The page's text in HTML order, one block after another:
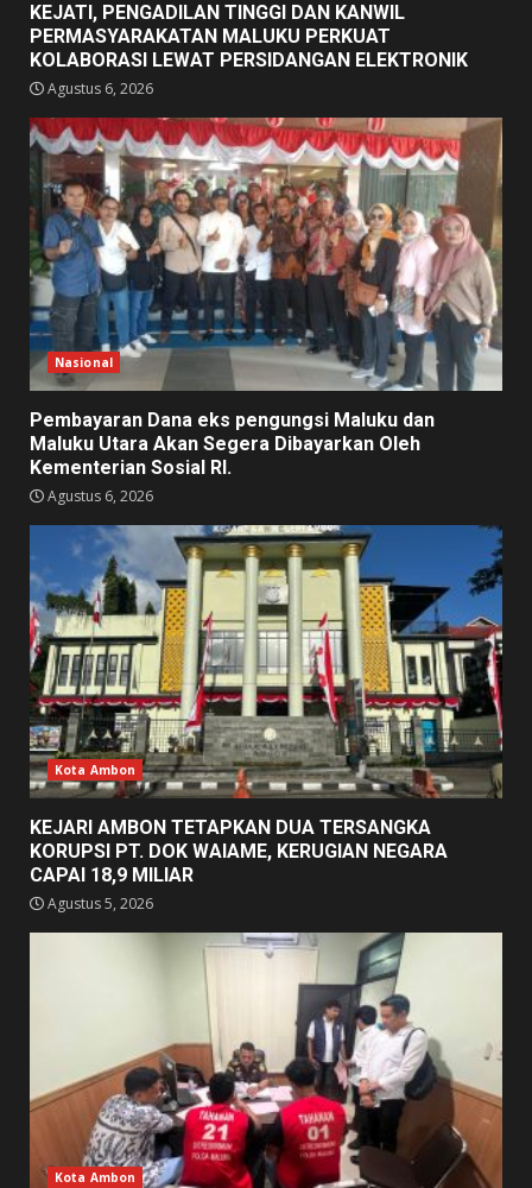
KEJATI, PENGADILAN TINGGI DAN KANWIL
PERMASYARAKATAN MALUKU PERKUAT
KOLABORASI LEWAT PERSIDANGAN ELEKTRONIK
Agustus 6, 2026
Nasional
Pembayaran Dana eks pengungsi Maluku dan
Maluku Utara Akan Segera Dibayarkan Oleh
Kementerian Sosial RI.
Agustus 6, 2026
Kota Ambon
KEJARI AMBON TETAPKAN DUA TERSANGKA
KORUPSI PT. DOK WAIAME, KERUGIAN NEGARA
CAPAI 18,9 MILIAR
Agustus 5, 2026
Kota Ambon